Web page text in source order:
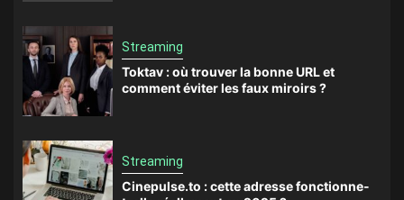
Streaming
Toktav : où trouver la bonne URL et
comment éviter les faux miroirs ?
Streaming
Cinepulse.to : cette adresse fonctionne-